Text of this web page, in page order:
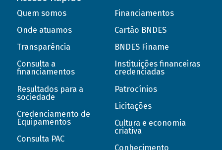
Quem somos
Onde atuamos
Transparência
Consulta a
financiamentos
Resultados para a
sociedade
Credenciamento de
Equipamentos
Consulta PAC
Financiamentos
Cartão BNDES
BNDES Finame
Instituições financeiras
credenciadas
Patrocínios
Licitações
Cultura e economia
criativa
Conhecimento